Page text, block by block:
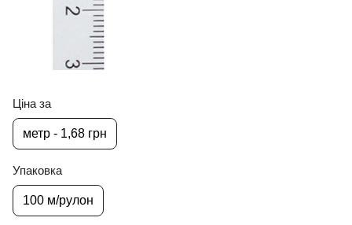
Ціна за
метр - 1,68 грн
Упаковка
100 м/рулон